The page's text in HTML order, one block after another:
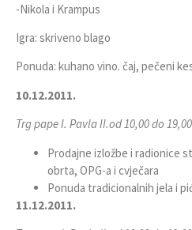
-Nikola i Krampus
Igra: skriveno blago
Ponuda: kuhano vino. čaj, pečeni
10.12.2011.
Trg pape I. Pavla II.od 10,00 do
Prodajne izložbe i radionice
obrta, OPG-a i cvječara
Ponuda tradicionalnih jela i
11.12.2011.